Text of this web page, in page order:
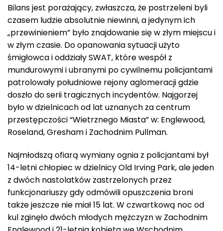
Bilans jest porażający, zwłaszcza, że postrzeleni byli
czasem ludzie absolutnie niewinni, a jedynym ich
„przewinieniem” było znajdowanie się w złym miejscu i
w złym czasie. Do opanowania sytuacji użyto
śmigłowca i oddziały SWAT, które wespół z
mundurowymi i ubranymi po cywilnemu policjantami
patrolowały południowe rejony aglomeracji gdzie
doszło do serii tragicznych incydentów. Najgorzej
było w dzielnicach od lat uznanych za centrum
przestępczości “Wietrznego Miasta” w: Englewood,
Roseland, Gresham i Zachodnim Pullman.
Najmłodszą ofiarą wymiany ognia z policjantami był
14-letni chłopiec w dzielnicy Old Irving Park, ale jeden
z dwóch nastolatków zastrzelonych przez
funkcjonariuszy gdy odmówili opuszczenia broni
także jeszcze nie miał 15 lat. W czwartkową noc od
kul zginęło dwóch młodych mężczyzn w Zachodnim